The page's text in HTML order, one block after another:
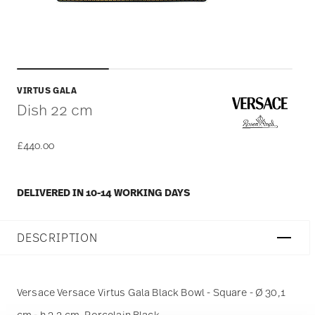
VIRTUS GALA
Dish 22 cm
£440.00
DELIVERED IN 10-14 WORKING DAYS
DESCRIPTION
Versace Versace Virtus Gala Black Bowl - Square - Ø 30,1